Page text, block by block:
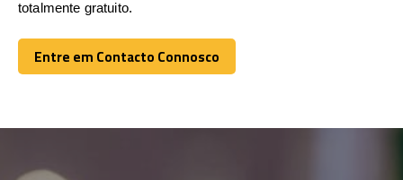
totalmente gratuito.
Entre em Contacto Connosco
Entre em Contacto Connosco